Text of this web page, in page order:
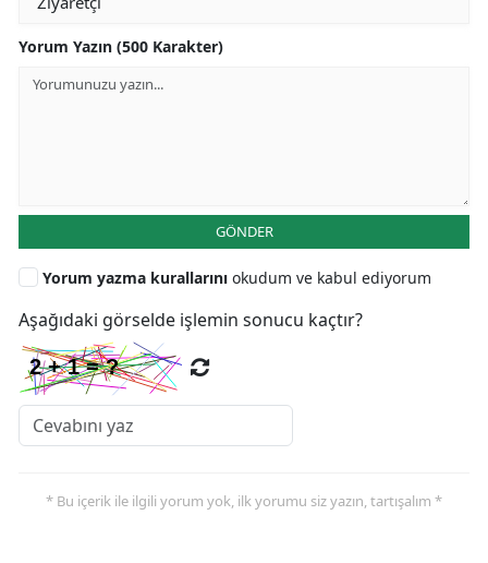
Yorum Yazın (500 Karakter)
GÖNDER
Yorum yazma kurallarını okudum ve kabul ediyorum
Aşağıdaki görselde işlemin sonucu kaçtır?
* Bu içerik ile ilgili yorum yok, ilk yorumu siz yazın, tartışalım *